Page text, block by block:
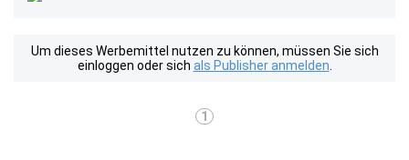
Um dieses Werbemittel nutzen zu können, müssen Sie sich
einloggen oder sich als Publisher anmelden
1